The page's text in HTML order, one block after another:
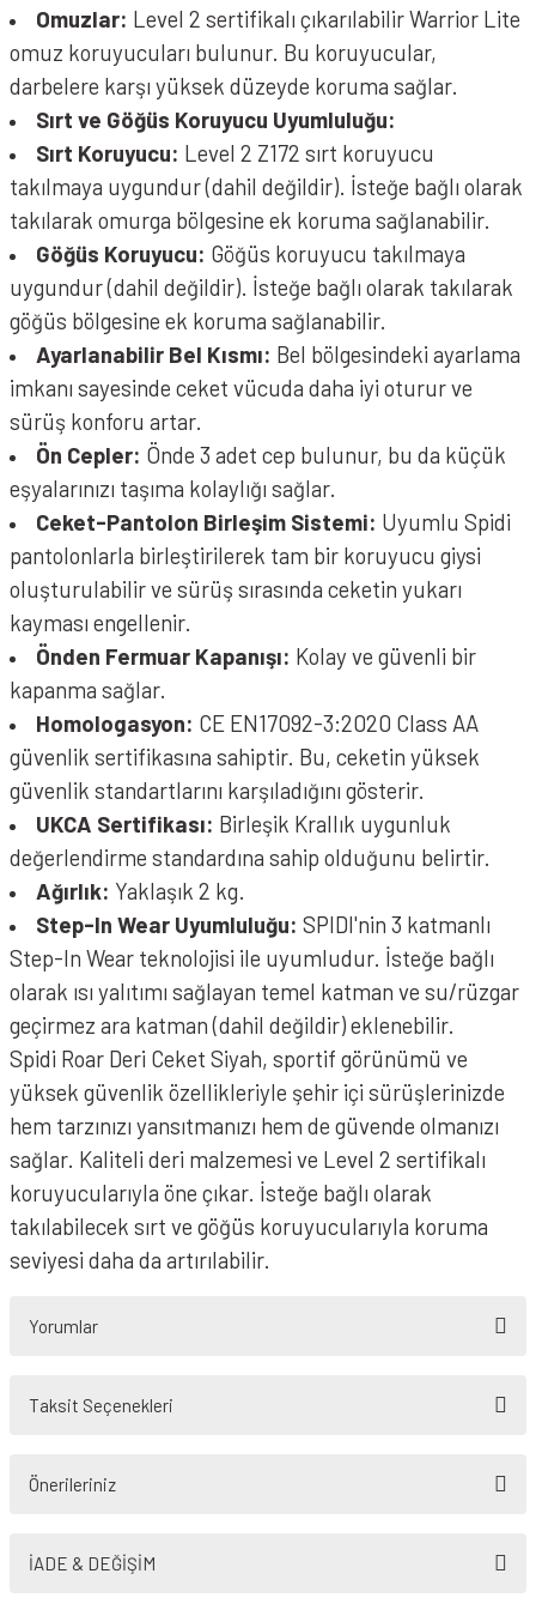
Omuzlar: Level 2 sertifikalı çıkarılabilir Warrior Lite
omuz koruyucuları bulunur. Bu koruyucular,
darbelere karşı yüksek düzeyde koruma sağlar.
Sırt ve Göğüs Koruyucu Uyumluluğu:
Sırt Koruyucu: Level 2 Z172 sırt koruyucu
takılmaya uygundur (dahil değildir). İsteğe bağlı olarak
takılarak omurga bölgesine ek koruma sağlanabilir.
Göğüs Koruyucu: Göğüs koruyucu takılmaya
uygundur (dahil değildir). İsteğe bağlı olarak takılarak
göğüs bölgesine ek koruma sağlanabilir.
Ayarlanabilir Bel Kısmı: Bel bölgesindeki ayarlama
imkanı sayesinde ceket vücuda daha iyi oturur ve
sürüş konforu artar.
Ön Cepler: Önde 3 adet cep bulunur, bu da küçük
eşyalarınızı taşıma kolaylığı sağlar.
Ceket-Pantolon Birleşim Sistemi: Uyumlu Spidi
pantolonlarla birleştirilerek tam bir koruyucu giysi
oluşturulabilir ve sürüş sırasında ceketin yukarı
kayması engellenir.
Önden Fermuar Kapanışı: Kolay ve güvenli bir
kapanma sağlar.
Homologasyon: CE EN17092-3:2020 Class AA
güvenlik sertifikasına sahiptir. Bu, ceketin yüksek
güvenlik standartlarını karşıladığını gösterir.
UKCA Sertifikası: Birleşik Krallık uygunluk
değerlendirme standardına sahip olduğunu belirtir.
Ağırlık: Yaklaşık 2 kg.
Step-In Wear Uyumluluğu: SPIDI'nin 3 katmanlı
Step-In Wear teknolojisi ile uyumludur. İsteğe bağlı
olarak ısı yalıtımı sağlayan temel katman ve su/rüzgar
geçirmez ara katman (dahil değildir) eklenebilir.
Spidi Roar Deri Ceket Siyah, sportif görünümü ve
yüksek güvenlik özellikleriyle şehir içi sürüşlerinizde
hem tarzınızı yansıtmanızı hem de güvende olmanızı
sağlar. Kaliteli deri malzemesi ve Level 2 sertifikalı
koruyucularıyla öne çıkar. İsteğe bağlı olarak
takılabilecek sırt ve göğüs koruyucularıyla koruma
seviyesi daha da artırılabilir.
Yorumlar
Taksit Seçenekleri
Önerileriniz
yetersiz gördüğünüz noktaları öneri formunu kullanarak tarafımıza
İADE & DEĞİŞİM